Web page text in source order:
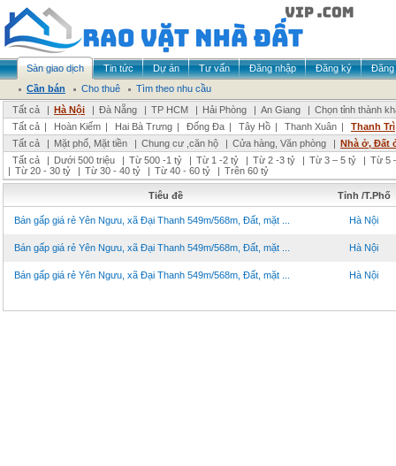
Sàn giao dịch Tin tức Dự án Tư vấn Đăng nhập Đăng ký
Đăng
Cần bán
Cho thuê
Tìm theo nhu cầu
Tất cả
| Hà Nội | Đà Nẵng | TP HCM | Hải Phòng | An Giang | Chọn tỉnh thành
Tất cả | Hoàn Kiếm | Hai Bà Trưng | Đống Đa | Tây Hồ | Thanh Xuân |
Thanh Trì
Tất cả
| Mặt phố, Mặt tiền | Chung cư ,căn hộ | Cửa hàng, Văn phòng | Nhà ở, Đất
Tất cả
| Dưới 500 triệu | Từ 500 -1 tỷ | Từ 1 -2 tỷ | Từ 2 -3 tỷ | Từ 3 – 5 tỷ | Từ 5
| Từ 20 - 30 tỷ | Từ 30 - 40 tỷ | Từ 40 - 60 tỷ | Trên 60 tỷ
Tiêu đề Tỉnh /T.Phố
Bán gấp giá rẻ Yên Ngưu, xã Đại Thanh 549m/568m, Đất, mặt ... Hà Nội
Bán gấp giá rẻ Yên Ngưu, xã Đại Thanh 549m/568m, Đất, mặt ... Hà Nội
Bán gấp giá rẻ Yên Ngưu, xã Đại Thanh 549m/568m, Đất, mặt ... Hà Nội